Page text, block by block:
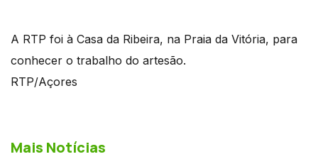
A RTP foi à Casa da Ribeira, na Praia da Vitória, para
conhecer o trabalho do artesão.
RTP/Açores
Mais Notícias